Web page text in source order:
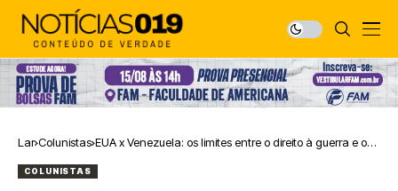
Lar Colunistas EUA x Venezuela: os limites entre o direito à guerra e o
COLUNISTAS